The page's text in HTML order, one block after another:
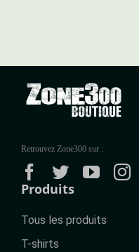
Retrouvez Zone300 sur :
Produits
Tous les produits
T-shirts